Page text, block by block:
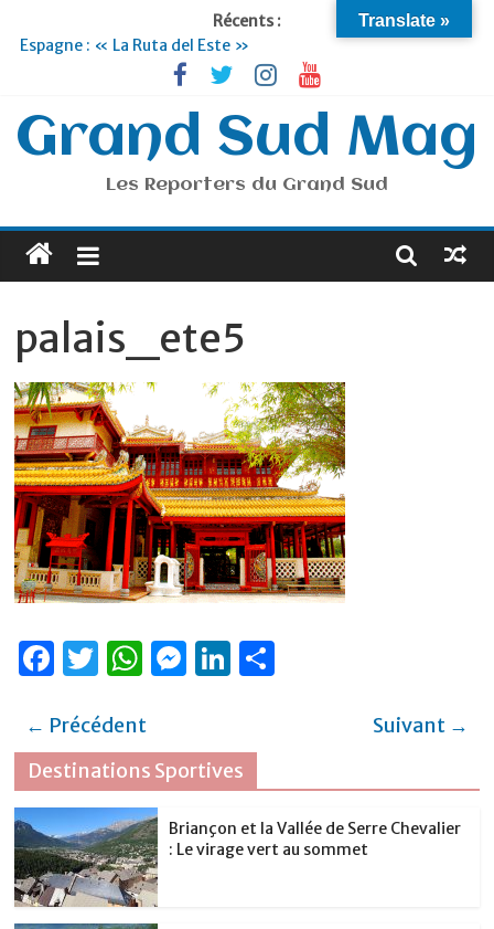
Récents :
Espagne : « La Ruta del Este »
Lyon : « Cirque Imagine »… Retour le 19 Septembre !
Briançon et la Vallée de Serre Chevalier : Le virage vert au
sommet
Je suis en Voyage
Portugal : « Tout l’Alentejo à pied »
Grand Sud Mag
Les Reporters du Grand Sud
palais_ete5
F
c
e
b
o
o
k
T
it
te
r
W
at
s
A
p
p
M
e
n
g
Li
e
dI
n
er
← Précédent
Suivant →
Destinations Sportives
Briançon et la Vallée de Serre Chevalier
: Le virage vert au sommet
Translate »